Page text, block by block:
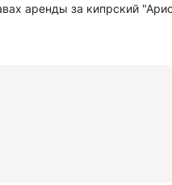
аренды за кипрский